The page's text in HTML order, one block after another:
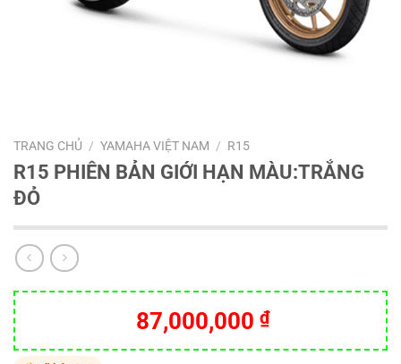
TRANG CHỦ / YAMAHA VIỆT NAM / R15
R15 PHIÊN BẢN GIỚI HẠN MÀU:TRẮNG
ĐỎ
87,000,000 ₫